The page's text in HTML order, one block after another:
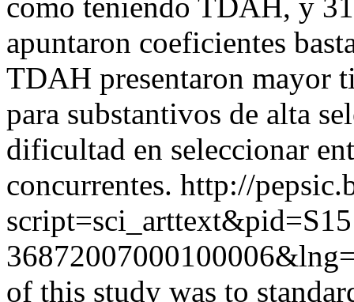
apuntaron coeficientes
TDAH presentaron mayor
para substantivos de alta
dificultad en seleccionar
concurrentes. http://
of this study was to